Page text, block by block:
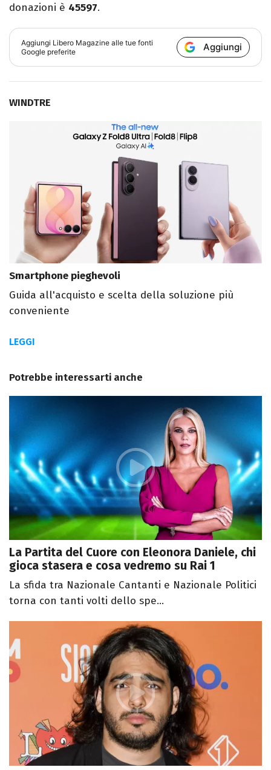
donazioni è 45597.
Aggiungi Libero Magazine alle tue fonti
Google preferite
Aggiungi
WINDTRE
Smartphone pieghevoli
Guida all'acquisto e scelta della soluzione più
conveniente
LEGGI
Potrebbe interessarti anche
La Partita del Cuore con Eleonora Daniele, chi
gioca stasera e cosa vedremo su Rai 1
La sfida tra Nazionale Cantanti e Nazionale Politici
torna con tanti volti dello spe...